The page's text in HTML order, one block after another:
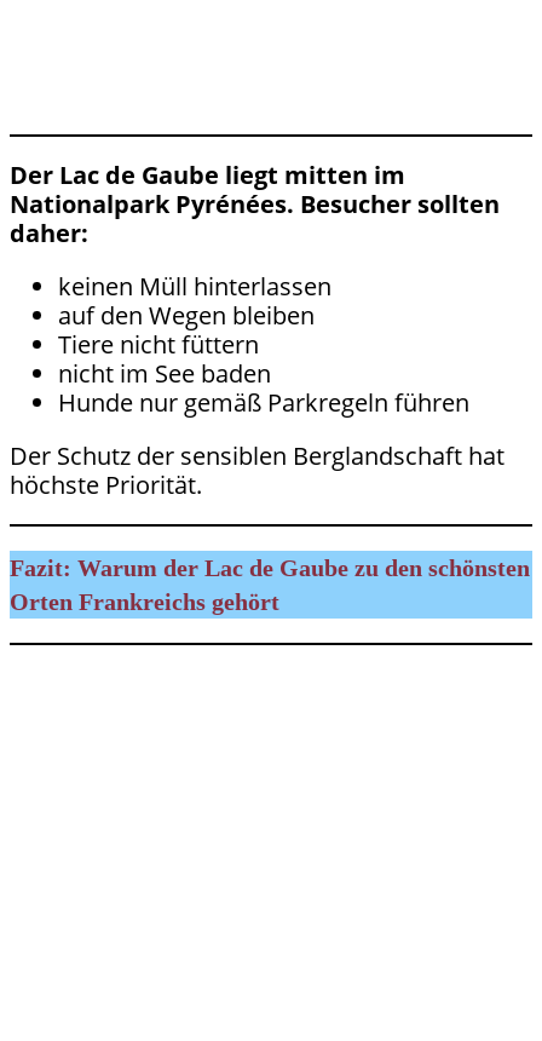
Der Lac de Gaube liegt mitten im
Nationalpark Pyrénées. Besucher sollten
daher:
keinen Müll hinterlassen
auf den Wegen bleiben
Tiere nicht füttern
nicht im See baden
Hunde nur gemäß Parkregeln führen
Der Schutz der sensiblen Berglandschaft hat
höchste Priorität.
Fazit: Warum der Lac de Gaube zu den schönsten
Orten Frankreichs gehört